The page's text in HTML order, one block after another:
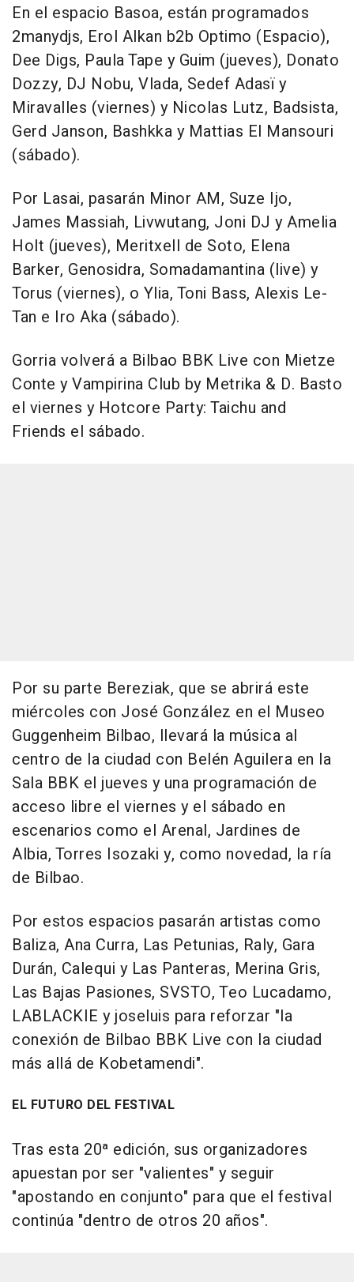
En el espacio Basoa, están programados
2manydjs, Erol Alkan b2b Optimo (Espacio),
Dee Digs, Paula Tape y Guim (jueves), Donato
Dozzy, DJ Nobu, Vlada, Sedef Adasï y
Miravalles (viernes) y Nicolas Lutz, Badsista,
Gerd Janson, Bashkka y Mattias El Mansouri
(sábado).
Por Lasai, pasarán Minor AM, Suze Ijo,
James Massiah, Livwutang, Joni DJ y Amelia
Holt (jueves), Meritxell de Soto, Elena
Barker, Genosidra, Somadamantina (live) y
Torus (viernes), o Ylia, Toni Bass, Alexis Le-
Tan e Iro Aka (sábado).
Gorria volverá a Bilbao BBK Live con Mietze
Conte y Vampirina Club by Metrika & D. Basto
el viernes y Hotcore Party: Taichu and
Friends el sábado.
Por su parte Bereziak, que se abrirá este
miércoles con José González en el Museo
Guggenheim Bilbao, llevará la música al
centro de la ciudad con Belén Aguilera en la
Sala BBK el jueves y una programación de
acceso libre el viernes y el sábado en
escenarios como el Arenal, Jardines de
Albia, Torres Isozaki y, como novedad, la ría
de Bilbao.
Por estos espacios pasarán artistas como
Baliza, Ana Curra, Las Petunias, Raly, Gara
Durán, Calequi y Las Panteras, Merina Gris,
Las Bajas Pasiones, SVSTO, Teo Lucadamo,
LABLACKIE y joseluis para reforzar "la
conexión de Bilbao BBK Live con la ciudad
más allá de Kobetamendi".
EL FUTURO DEL FESTIVAL
Tras esta 20ª edición, sus organizadores
apuestan por ser "valientes" y seguir
"apostando en conjunto" para que el festival
continúa "dentro de otros 20 años".